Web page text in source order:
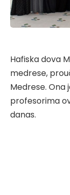
Hafiska dova
medrese,
Medrese. Ona
profesorima
danas.